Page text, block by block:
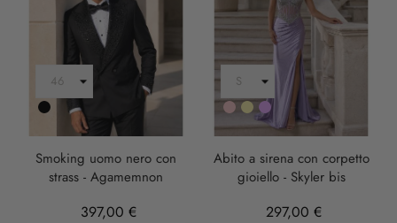
Nero
Smoking uomo nero con
strass - Agamemnon
397,00 €
RosaOroLILLA
Abito a sirena con corpetto
gioiello - Skyler bis
297,00 €